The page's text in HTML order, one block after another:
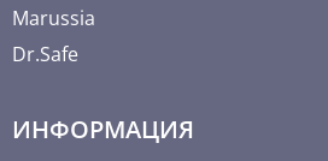
Marussia
Dr.Safe
ИНФОРМАЦИЯ